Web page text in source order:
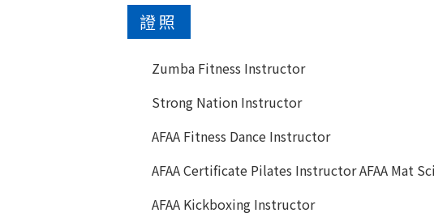
證照
Zumba Fitness Instructor
Strong Nation Instructor
AFAA Fitness Dance Instructor
AFAA Certificate Pilates Instructor AFAA Mat
AFAA Kickboxing Instructor